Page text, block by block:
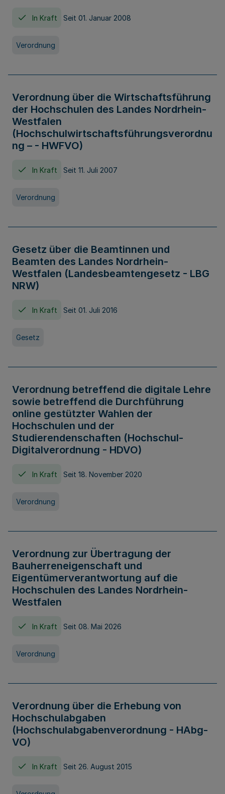
In Kraft Seit 01. Januar 2008
Verordnung
Verordnung über die Wirtschaftsführung
der Hochschulen des Landes Nordrhein-
Westfalen
(Hochschulwirtschaftsführungsverordnu
ng – - HWFVO)
In Kraft Seit 11. Juli 2007
Verordnung
Gesetz über die Beamtinnen und
Beamten des Landes Nordrhein-
Westfalen (Landesbeamtengesetz - LBG
NRW)
In Kraft Seit 01. Juli 2016
Gesetz
Verordnung betreffend die digitale Lehre
sowie betreffend die Durchführung
online gestützter Wahlen der
Hochschulen und der
Studierendenschaften (Hochschul-
Digitalverordnung - HDVO)
In Kraft Seit 18. November 2020
Verordnung
Verordnung zur Übertragung der
Bauherreneigenschaft und
Eigentümerverantwortung auf die
Hochschulen des Landes Nordrhein-
Westfalen
In Kraft Seit 08. Mai 2026
Verordnung
Verordnung über die Erhebung von
Hochschulabgaben
(Hochschulabgabenverordnung - HAbg-
VO)
In Kraft Seit 26. August 2015